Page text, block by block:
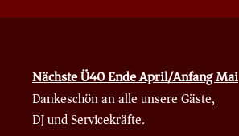
Nächste Ü40 Ende April/Anfang Mai
Dankeschön an alle unsere Gäste,
DJ und Servicekräfte.